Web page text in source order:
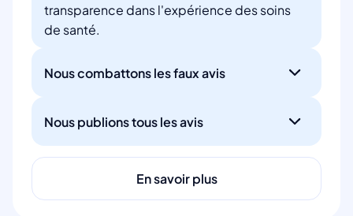
transparence dans l'expérience des soins
de santé.
Nous combattons les faux avis
Nous publions tous les avis
En savoir plus